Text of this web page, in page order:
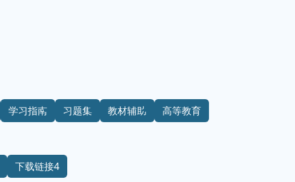
学习指南 习题集 教材辅助
高等教育
下载链接4